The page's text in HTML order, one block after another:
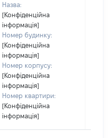
Назва:
[Конфіденційна
інформація]
Номер будинку:
[Конфіденційна
інформація]
Номер корпусу:
[Конфіденційна
інформація]
Номер квартири:
[Конфіденційна
інформація]